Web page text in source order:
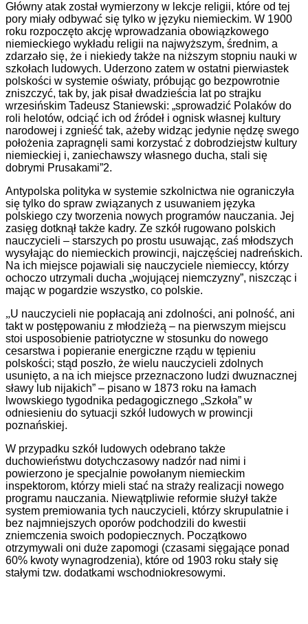
Główny atak został wymierzony w lekcje religii, które od tej
pory miały odbywać się tylko w języku niemieckim. W 1900
roku rozpoczęto akcję wprowadzania obowiązkowego
niemieckiego wykładu religii na najwyższym, średnim, a
zdarzało się, że i niekiedy także na niższym stopniu nauki w
szkołach ludowych. Uderzono zatem w ostatni pierwiastek
polskości w systemie oświaty, próbując go bezpowrotnie
zniszczyć, tak by, jak pisał dwadzieścia lat po strajku
wrzesińskim Tadeusz Staniewski: „sprowadzić Polaków do
roli helotów, odciąć ich od źródeł i ognisk własnej kultury
narodowej i zgnieść tak, ażeby widząc jedynie nędzę swego
położenia zapragnęli sami korzystać z dobrodziejstw kultury
niemieckiej i, zaniechawszy własnego ducha, stali się
dobrymi Prusakami”2.
Antypolska polityka w systemie szkolnictwa nie ograniczyła
się tylko do spraw związanych z usuwaniem języka
polskiego czy tworzenia nowych programów nauczania. Jej
zasięg dotknął także kadry. Ze szkół rugowano polskich
nauczycieli – starszych po prostu usuwając, zaś młodszych
wysyłając do niemieckich prowincji, najczęściej nadreńskich.
Na ich miejsce pojawiali się nauczyciele niemieccy, którzy
ochoczo utrzymali ducha „wojującej niemczyzny”, niszcząc i
mając w pogardzie wszystko, co polskie.
„U nauczycieli nie popłacają ani zdolności, ani polność, ani
takt w postępowaniu z młodzieżą – na pierwszym miejscu
stoi usposobienie patriotyczne w stosunku do nowego
cesarstwa i popieranie energiczne rządu w tępieniu
polskości; stąd poszło, że wielu nauczycieli zdolnych
usunięto, a na ich miejsce przeznaczono ludzi dwuznacznej
sławy lub nijakich” – pisano w 1873 roku na łamach
lwowskiego tygodnika pedagogicznego „Szkoła” w
odniesieniu do sytuacji szkół ludowych w prowincji
poznańskiej.
W przypadku szkół ludowych odebrano także
duchowieństwu dotychczasowy nadzór nad nimi i
powierzono je specjalnie powołanym niemieckim
inspektorom, którzy mieli stać na straży realizacji nowego
programu nauczania. Niewątpliwie reformie służył także
system premiowania tych nauczycieli, którzy skrupulatnie i
bez najmniejszych oporów podchodzili do kwestii
zniemczenia swoich podopiecznych. Początkowo
otrzymywali oni duże zapomogi (czasami sięgające ponad
60% kwoty wynagrodzenia), które od 1903 roku stały się
stałymi tzw. dodatkami wschodniokresowymi.